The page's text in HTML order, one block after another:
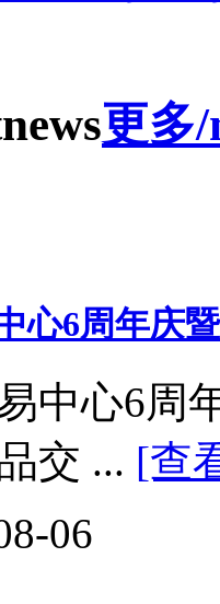
news更多
心6周年庆
中心6周
交 ... [查
06